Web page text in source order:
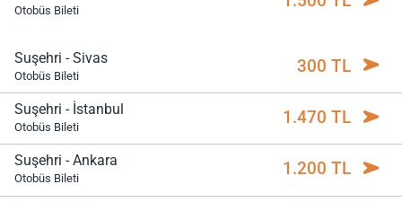
Otobüs Bileti
Suşehri - Sivas
Otobüs Bileti 300 TL
Suşehri - İstanbul
Otobüs Bileti 1.470 TL
Suşehri - Ankara
Otobüs Bileti 1.200 TL